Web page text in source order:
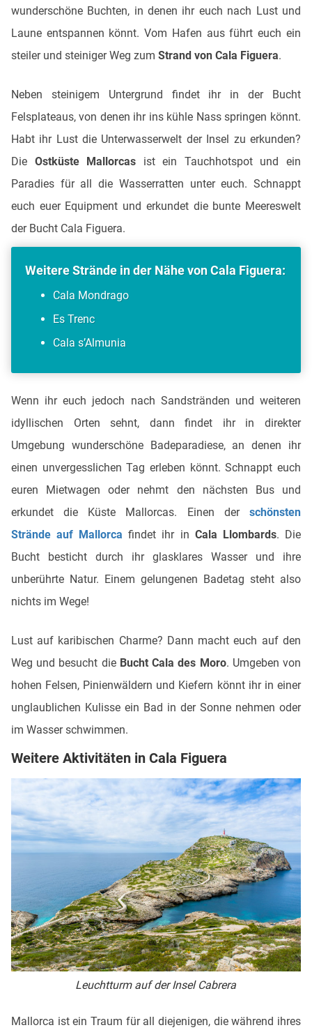
wunderschöne Buchten, in denen ihr euch nach Lust und
Laune entspannen könnt. Vom Hafen aus führt euch ein
steiler und steiniger Weg zum Strand von Cala Figuera.
Neben steinigem Untergrund findet ihr in der Bucht
Felsplateaus, von denen ihr ins kühle Nass springen könnt.
Habt ihr Lust die Unterwasserwelt der Insel zu erkunden?
Die Ostküste Mallorcas ist ein Tauchhotspot und ein
Paradies für all die Wasserratten unter euch. Schnappt
euch euer Equipment und erkundet die bunte Meereswelt
der Bucht Cala Figuera.
Weitere Strände in der Nähe von Cala Figuera:
Cala Mondrago
Es Trenc
Cala s’Almunia
Wenn ihr euch jedoch nach Sandstränden und weiteren
idyllischen Orten sehnt, dann findet ihr in direkter
Umgebung wunderschöne Badeparadiese, an denen ihr
einen unvergesslichen Tag erleben könnt. Schnappt euch
euren Mietwagen oder nehmt den nächsten Bus und
erkundet die Küste Mallorcas. Einen der schönsten
Strände auf Mallorca findet ihr in Cala Llombards. Die
Bucht besticht durch ihr glasklares Wasser und ihre
unberührte Natur. Einem gelungenen Badetag steht also
nichts im Wege!
Lust auf karibischen Charme? Dann macht euch auf den
Weg und besucht die Bucht Cala des Moro. Umgeben von
hohen Felsen, Pinienwäldern und Kiefern könnt ihr in einer
unglaublichen Kulisse ein Bad in der Sonne nehmen oder
im Wasser schwimmen.
Weitere Aktivitäten in Cala Figuera
Leuchtturm auf der Insel Cabrera
Mallorca ist ein Traum für all diejenigen, die während ihres